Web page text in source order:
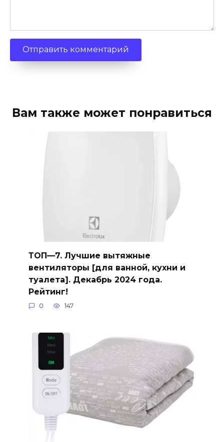
Вам также может понравиться
ТОП—7. Лучшие вытяжные
вентиляторы [для ванной, кухни и
туалета]. Декабрь 2024 года.
Рейтинг!
0 147